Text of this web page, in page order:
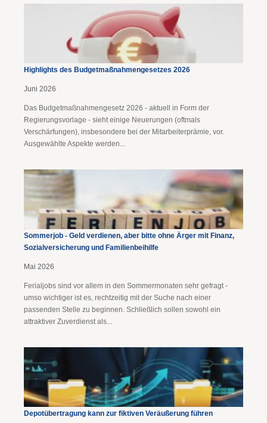
Highlights des Budgetmaßnahmen​­gesetzes 2026
Juni 2026
Das Budgetmaßnahmengesetz 2026 - aktuell in Form der
Regierungsvorlage - sieht einige Neuerungen (oftmals
Verschärfungen), insbesondere bei der Mitarbeiterprämie, vor.
Ausgewählte Aspekte werden...
Sommerjob - Geld verdienen, aber bitte ohne Ärger mit Finanz,
Sozialversicherung und Familienbeihilfe
Mai 2026
Ferialjobs sind vor allem in den Sommermonaten sehr gefragt -
umso wichtiger ist es, rechtzeitig mit der Suche nach einer
passenden Stelle zu beginnen. Schließlich sollen sowohl ein
attraktiver Zuverdienst als...
Depotübertragung kann zur fiktiven Veräußerung führen